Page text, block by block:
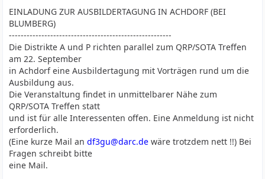
EINLADUNG ZUR AUSBILDERTAGUNG IN ACHDORF (BEI
BLUMBERG)
-------------------------------------------------------
Die Distrikte A und P richten parallel zum QRP/SOTA Treffen
am 22. September
in Achdorf eine Ausbildertagung mit Vorträgen rund um die
Ausbildung aus.
Die Veranstaltung findet in unmittelbarer Nähe zum
QRP/SOTA Treffen statt
und ist für alle Interessenten offen. Eine Anmeldung ist nicht
erforderlich.
(Eine kurze Mail andf3gu@darc.de wäre trotzdem nett !!) Bei
Fragen schreibt bitte
eine Mail.